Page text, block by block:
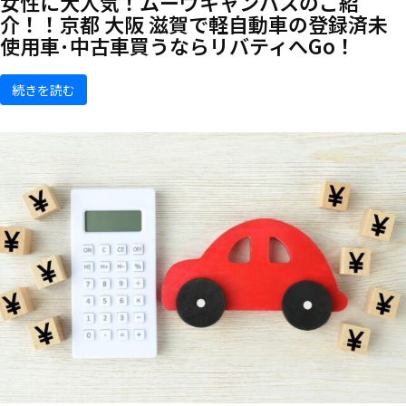
介！！京都 大阪 滋賀で軽自動車の登録済未
使用車･中古車買うならリバティへGo！
続きを読む